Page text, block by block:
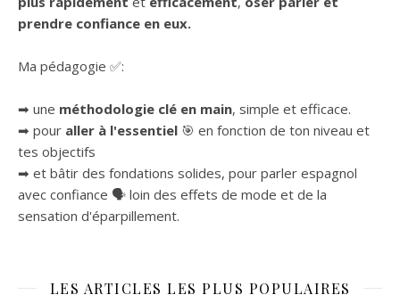
prendre confiance en eux.
Ma pédagogie ✅:
➡ une méthodologie clé en main, simple et efficace.
➡ pour aller à l'essentiel 🎯 en fonction de ton niveau et
tes objectifs
➡ et bâtir des fondations solides, pour parler espagnol
avec confiance 🗣 loin des effets de mode et de la
sensation d'éparpillement.
LES ARTICLES LES PLUS POPULAIRES